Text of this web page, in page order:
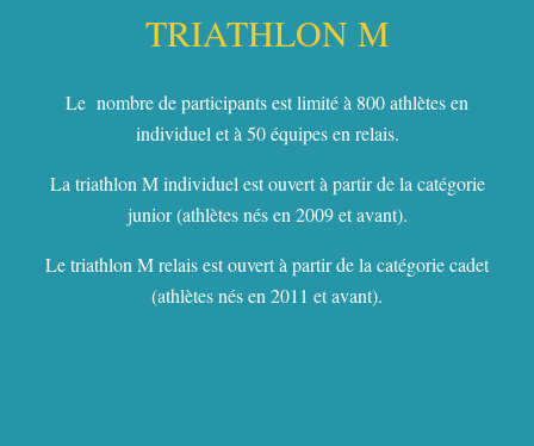
TRIATHLON M
Le nombre de participants est limité à 800 athlètes en
individuel et à 50 équipes en relais.
La triathlon M individuel est ouvert à partir de la catégorie
junior (athlètes nés en 2009 et avant).
Le triathlon M relais est ouvert à partir de la catégorie cadet
(athlètes nés en 2011 et avant).